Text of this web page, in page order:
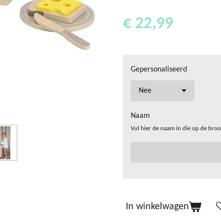
€ 22,99
Gepersonaliseerd
Naam
Vul hier de naam in die op de
In winkelwagen